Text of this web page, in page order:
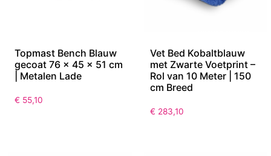
Topmast Bench Blauw
gecoat 76 x 45 x 51 cm
| Metalen Lade
€ 55,10
Vet Bed Kobaltblauw
met Zwarte Voetprint –
Rol van 10 Meter | 150
cm Breed
€ 283,10